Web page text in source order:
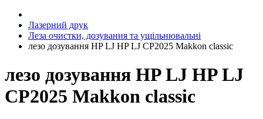
Лазерний друк
Леза очистки, дозування та ущільнювальні
лезо дозування HP LJ HP LJ CP2025 Makkon classic
лезо дозування HP LJ HP LJ
CP2025 Makkon classic